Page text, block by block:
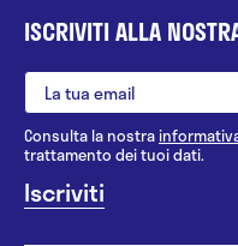
ISCRIVITI ALLA
Consulta la nostra
trattamento dei tuoi dati.